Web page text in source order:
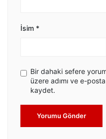
İsim *
Bir dahaki sefere
üzere adımı ve e-
kaydet.
Yorumu Gönder